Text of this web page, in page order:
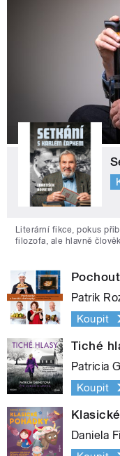
Literární fikce, pokus
filozofa, ale hlavně
Patrik
Koupit
Tiché
Patricia
Koupit
Daniela